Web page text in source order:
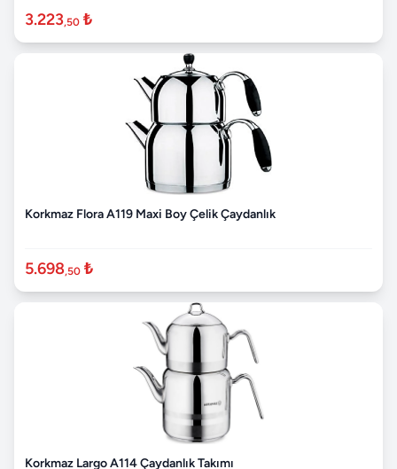
3.223,50 ₺
Korkmaz Flora A119 Maxi Boy Çelik Çaydanlık
5.698,50 ₺
Korkmaz Largo A114 Çaydanlık Takımı